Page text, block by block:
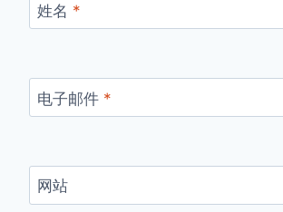
姓名 *
电子邮件 *
网站